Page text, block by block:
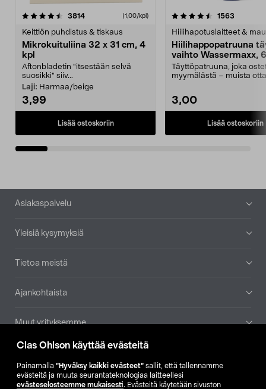
Clas Ohlson käyttää evästeitä
Painamalla ”Hyväksy kaikki evästeet” sallit, että tallennamme
evästeitä ja muuta seurantateknologiaa laitteellesi
evästeselosteemme mukaisesti. Evästeitä käytetään sivuston
3814arvostelut (1,00/kpl)
Keittiön puhdistus & tiskaus
Mikrokuituliina 32 x 31 cm, 4
kpl
Aftonbladetin "itsestään selvä
suosikki" siiv...
Laji: Harmaa/beige
3,99
Lisää ostoskoriin
4.5viidestä
1563
Hiilihapotuslaitteet &
Hiilihappopatruuna
vaihto Wassermaxx,
Täyttöpatruuna, joka
myymälästä – muista
3,00
Lisää ostoskoriin
4.5viidestä
Alatunniste
Asiakaspalvelu
Yleisiä kysymyksiä
Tietoa meistä
Ajankohtaista
Muut yrityksemme
Etsi myymälä
SE NO FI